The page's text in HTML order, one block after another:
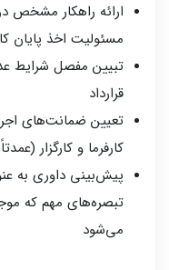
ارائه راهکار
مسئولیت اخذ پایان
تبیین مفصل شرایط
قرارداد
تعیین ضمانت‌های
کارفرما و کارگزار
پیش‌بینی داوری به
تبصره‌های مهم که
می‌شود